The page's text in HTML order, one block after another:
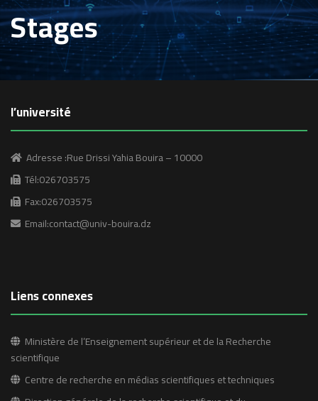
Stages
l’université
Adresse :Rue Drissi Yahia Bouira – 10000
Tél:026703575
Fax:026703575
Email:contact@univ-bouira.dz
Liens connexes
Ministère de l’Enseignement supérieur et de la Recherche
scientifique
Centre de recherche en médias scientifiques et techniques